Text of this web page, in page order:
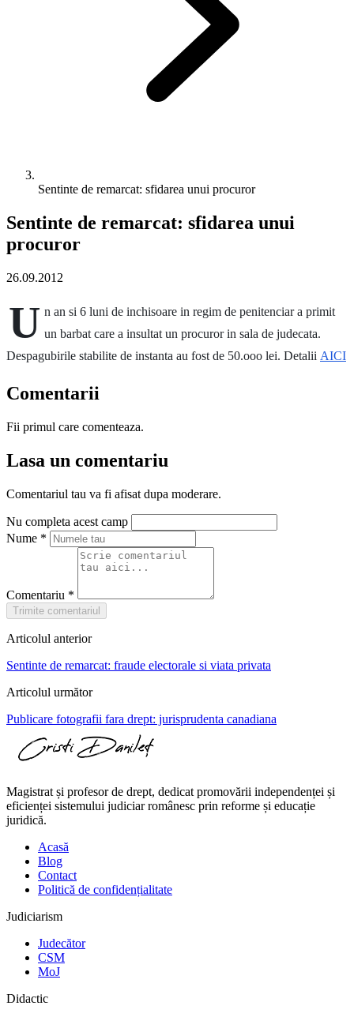
Sentinte de remarcat: sfidarea unui procuror
Sentinte de remarcat: sfidarea unui
procuror
26.09.2012
U n an si 6 luni de inchisoare in regim de penitenciar a primit
un barbat care a insultat un procuror in sala de judecata.
Despagubirile stabilite de instanta au fost de 50.ooo lei. Detalii AICI
Comentarii
Fii primul care comenteaza.
Lasa un comentariu
Comentariul tau va fi afisat dupa moderare.
Nu completa acest camp
Nume *
Comentariu *
Trimite comentariul
Articolul anterior
Sentinte de remarcat: fraude electorale si viata privata
Articolul următor
Publicare fotografii fara drept: jurisprudenta canadiana
Magistrat și profesor de drept, dedicat promovării independenței și
eficienței sistemului judiciar românesc prin reforme și educație
juridică.
Acasă
Blog
Contact
Politică de confidențialitate
Judiciarism
Judecător
CSM
MoJ
Didactic